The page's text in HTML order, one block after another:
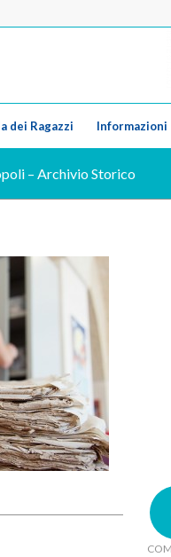
dei Ragazzi Informazioni
– Archivio Storico